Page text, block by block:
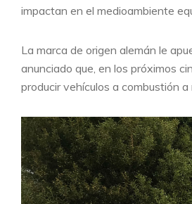
impactan en el medioambiente
La marca de origen alemán le
anunciado que, en los próximos
producir vehículos a combustión a